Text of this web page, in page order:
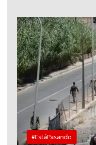
#EstáPasando